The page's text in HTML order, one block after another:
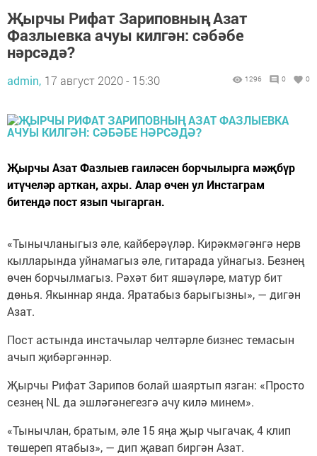
Җырчы Рифат Зариповның Азат
Фазлыевка ачуы килгән: сәбәбе
нәрсәдә?
admin, 17 август 2020 - 15:30 1296 0 0
Җырчы Азат Фазлыев гаиләсен борчылырга мәҗбүр
итүчеләр арткан, ахры. Алар өчен ул Инстаграм
битендә пост язып чыгарган.
«Тынычланыгыз әле, кайберәүләр. Кирәкмәгәнгә нерв
кылларында уйнамагыз әле, гитарада уйнагыз. Безнең
өчен борчылмагыз. Рәхәт бит яшәүләре, матур бит
дөнья. Якыннар янда. Яратабыз барыгызны», — дигән
Азат.
Пост астында инстачылар челтәрле бизнес темасын
ачып җибәргәннәр.
Җырчы Рифат Зарипов болай шаяртып язган: «Просто
сезнең NL да эшләгәнегезгә ачу килә минем».
«Тынычлан, братым, әле 15 яңа җыр чыгачак, 4 клип
төшереп ятабыз», — дип җавап биргән Азат.